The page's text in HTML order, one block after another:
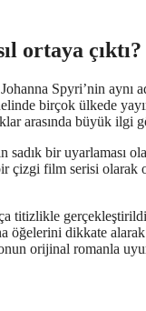
ortaya çıktı?
Spyri’nin aynı
birçok ülkede
arasında büyük ilgi
bir uyarlaması
film serisi olarak
titizlikle
öğelerini dikkate
orijinal romanla